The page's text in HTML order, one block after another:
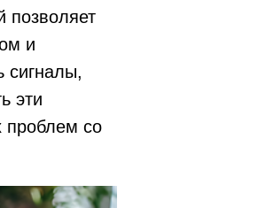
позволяет
и
сигналы,
эти
проблем со